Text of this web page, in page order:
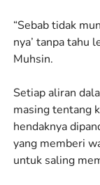
“Sebab tidak
nya’ tanpa tahu
Muhsin.
Setiap aliran
masing tentang
hendaknya
yang memberi
untuk saling